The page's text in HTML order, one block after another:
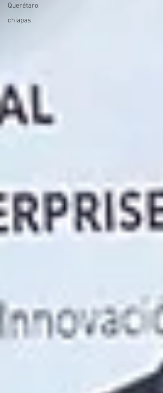
Querétaro
chiapas